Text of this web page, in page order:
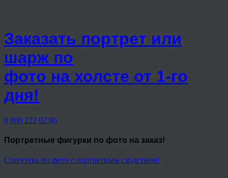
Заказать портрет или
шарж по
фото на холсте от 1-го
дня!
8 800 222 02 86
Портретные фигурки по фото на заказ!
Статуэтка по фото с портретным сходством!